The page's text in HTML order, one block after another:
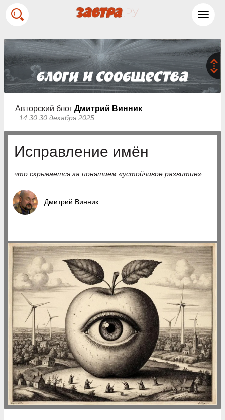
Авторский блог Дмитрий Винник
14:30 30 декабря 2025
Исправление имён
что скрывается за понятием «устойчивое развитие»
Дмитрий Винник